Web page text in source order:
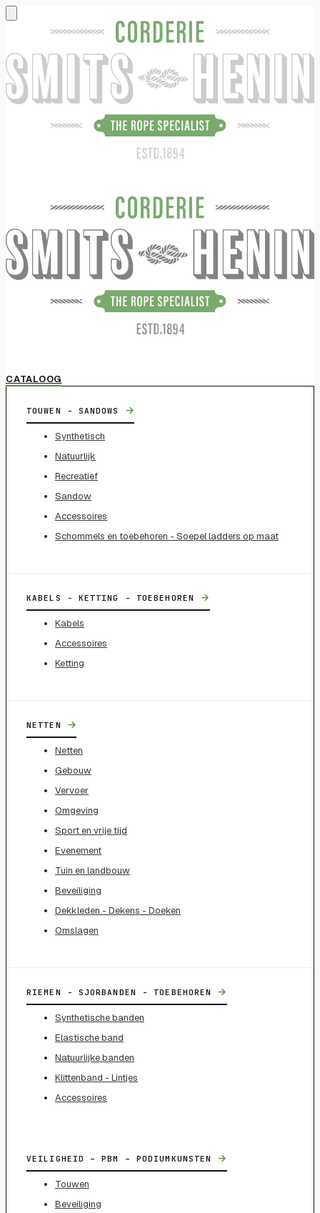
CATALOOG
TOUWEN - SANDOWS →
Synthetisch
Natuurlijk
Recreatief
Sandow
Accessoires
Schommels en toebehoren - Soepel ladders op maat
KABELS - KETTING - TOEBEHOREN →
Kabels
Accessoires
Ketting
NETTEN →
Netten
Gebouw
Vervoer
Omgeving
Sport en vrije tijd
Evenement
Tuin en landbouw
Beveiliging
Dekkleden - Dekens - Doeken
Omslagen
RIEMEN - SJORBANDEN - TOEBEHOREN →
Synthetische banden
Elastische band
Natuurlijke banden
Klittenband - Lintjes
Accessoires
VEILIGHEID – PBM – PODIUMKUNSTEN →
Touwen
Beveiliging